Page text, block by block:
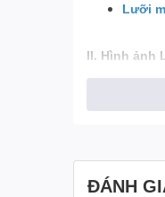
Lưỡi
II. Hình ảnh
ĐÁNH